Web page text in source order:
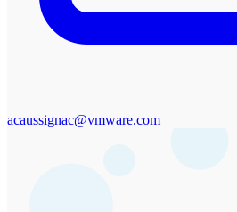
acaussignac@vmware.com